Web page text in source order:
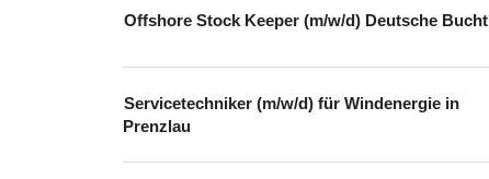
Offshore Stock Keeper (m/w/d) Deutsche Bucht
Servicetechniker (m/w/d) für Windenergie in
Prenzlau